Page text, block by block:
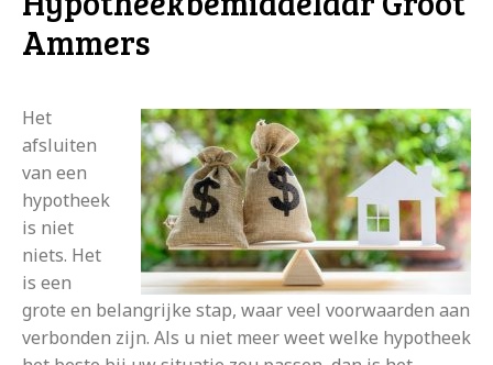
Ammers
Het
afsluiten
van een
hypotheek
is niet
niets. Het
is een
grote en belangrijke stap, waar veel voorwaarden aan
verbonden zijn. Als u niet meer weet welke hypotheek